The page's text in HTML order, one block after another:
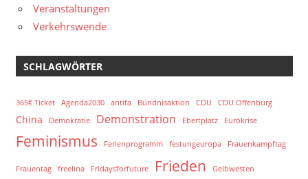
Veranstaltungen
Verkehrswende
SCHLAGWÖRTER
365€ Ticket Agenda2030 antifa Bündnisaktion CDU CDU Offenburg
China Demokratie Demonstration Ebertplatz Eurokrise
Feminismus Ferienprogramm festungeuropa Frauenkampftag
Frauentag freelina Fridaysforfuture Frieden Gelbwesten